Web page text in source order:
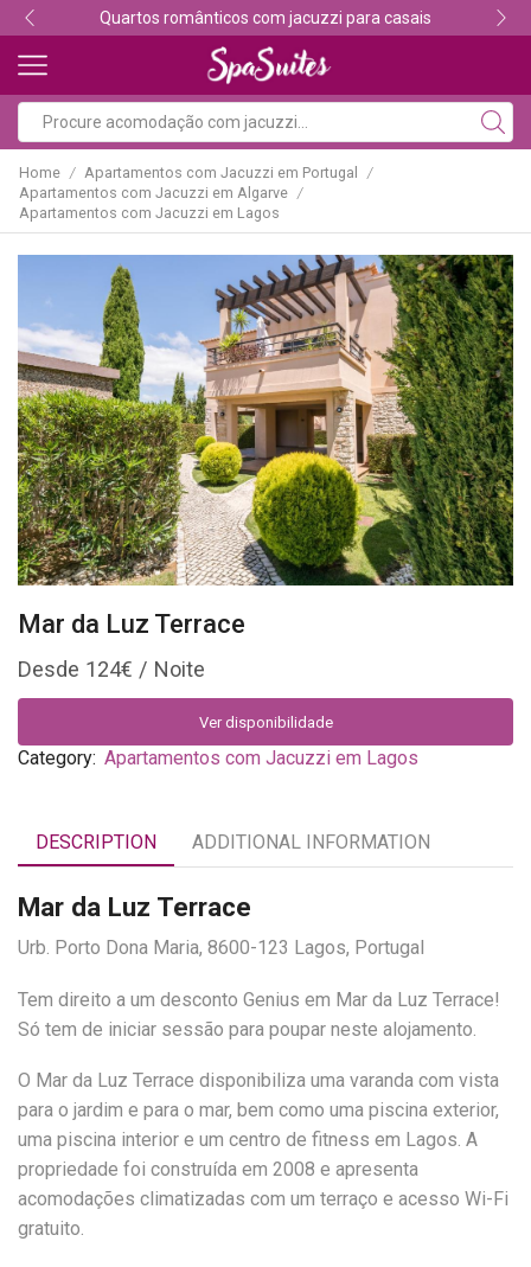
Descubra os melhores alojamentos com jacuzzi
Home / Apartamentos com Jacuzzi em Portugal /
Apartamentos com Jacuzzi em Algarve /
Apartamentos com Jacuzzi em Lagos
Mar da Luz Terrace
124€
Ver disponibilidade
Category: Apartamentos com Jacuzzi em Lagos
DESCRIPTION ADDITIONAL INFORMATION
Mar da Luz Terrace
Urb. Porto Dona Maria, 8600-123 Lagos, Portugal
Tem direito a um desconto Genius em Mar da Luz Terrace!
Só tem de iniciar sessão para poupar neste alojamento.
O Mar da Luz Terrace disponibiliza uma varanda com vista
para o jardim e para o mar, bem como uma piscina exterior,
uma piscina interior e um centro de fitness em Lagos. A
propriedade foi construída em 2008 e apresenta
acomodações climatizadas com um terraço e acesso Wi-Fi
gratuito.